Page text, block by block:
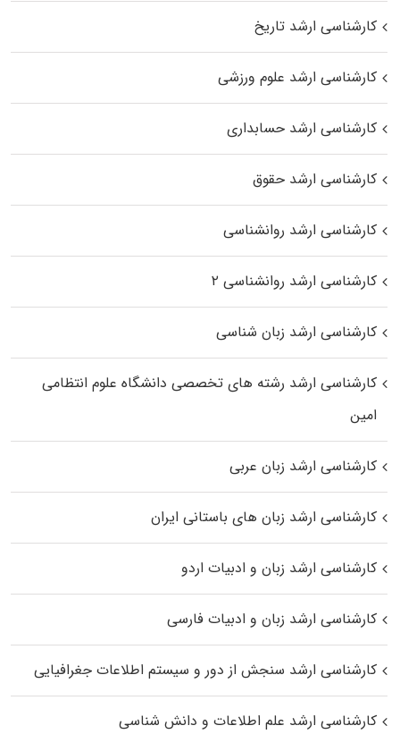
کارشناسی ارشد تاریخ
کارشناسی ارشد علوم ورزشی
کارشناسی ارشد حسابداری
کارشناسی ارشد حقوق
کارشناسی ارشد روانشناسی
کارشناسی ارشد روانشناسی ۲
کارشناسی ارشد زبان شناسی
کارشناسی ارشد رﺷﺘﻪ ﻫﺎی تخصصی داﻧﺸﮕﺎه ﻋﻠﻮم انتظامی
اﻣﻴﻦ
کارشناسی ارشد زبان عربی
کارشناسی ارشد زبان‌ های باستانی ایران
کارشناسی ارشد زبان و ادبیات اردو
کارشناسی ارشد زبان و ادبیات فارسی
کارشناسی ارشد سنجش از دور و سیستم اطلاعات جغرافیایی
کارشناسی ارشد علم اطلاعات و دانش شناسی